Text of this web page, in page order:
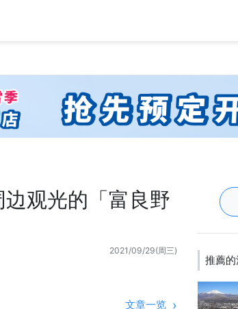
观光的「富良野
2021/09/29(周三)
文章一览
推薦